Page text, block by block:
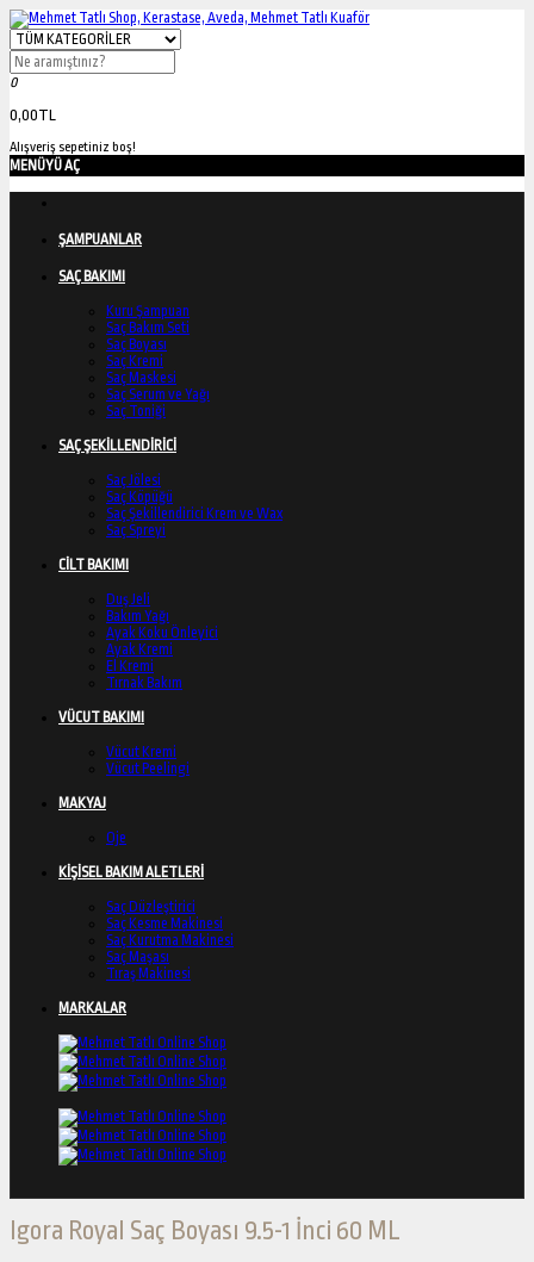
0
0,00TL
Alışveriş sepetiniz boş!
MENÜYÜ AÇ
ŞAMPUANLAR
SAÇ BAKIMI
Kuru Şampuan
Saç Bakım Seti
Saç Boyası
Saç Kremi
Saç Maskesi
Saç Serum ve Yağı
Saç Toniği
SAÇ ŞEKİLLENDİRİCİ
Saç Jölesi
Saç Köpüğü
Saç Şekillendirici Krem ve Wax
Saç Spreyi
CİLT BAKIMI
Duş Jeli
Bakım Yağı
Ayak Koku Önleyici
Ayak Kremi
El Kremi
Tırnak Bakım
VÜCUT BAKIMI
Vücut Kremi
Vücut Peelingi
MAKYAJ
Oje
KİŞİSEL BAKIM ALETLERİ
Saç Düzleştirici
Saç Kesme Makinesi
Saç Kurutma Makinesi
Saç Maşası
Tıraş Makinesi
MARKALAR
Igora Royal Saç Boyası 9.5-1 İnci 60 ML